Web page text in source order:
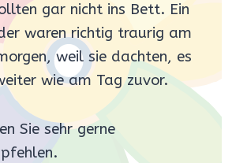
gar nicht ins Bett. Ein
waren richtig traurig am
weil sie dachten, es
wie am Tag zuvor.
Sie sehr gerne